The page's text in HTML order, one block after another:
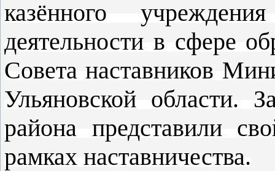
казённого учреждения
деятельности в сфере
Совета наставников
Ульяновской области.
района представили
рамках наставничества.